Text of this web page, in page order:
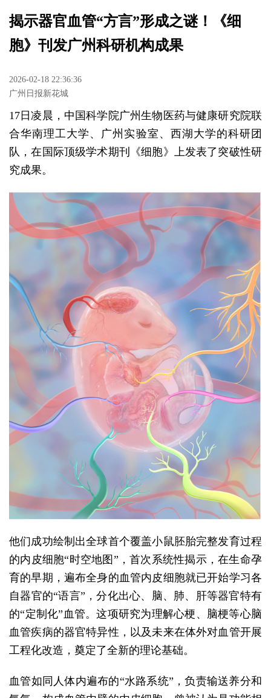
揭示器官血管“方言”形成之谜！《细
胞》刊发广州科研机构成果
2026-02-18 22:36:36
广州日报新花城
17日凌晨，中国科学院广州生物医药与健康研究院联
合华南理工大学、广州实验室、西湖大学的科研团
队，在国际顶级学术期刊《细胞》上发表了突破性研
究成果。
他们成功绘制出全球首个覆盖小鼠胚胎完整发育过程
的内皮细胞“时空地图”，首次系统性揭示，在生命孕
育的早期，遍布全身的血管内皮细胞就已开始学习各
自器官的“语言”，分化出心、脑、肺、肝等器官特有
的“定制化”血管。这项研究为理解心梗、脑梗等心脑
血管疾病的器官特异性，以及未来在体外对血管开展
工程化改造，奠定了全新的理论基础。
血管如同人体内遍布的“水路系统”，负责输送养分和